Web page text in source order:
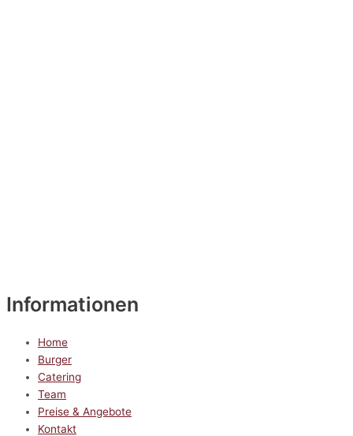
Informationen
Home
Burger
Catering
Team
Preise & Angebote
Kontakt